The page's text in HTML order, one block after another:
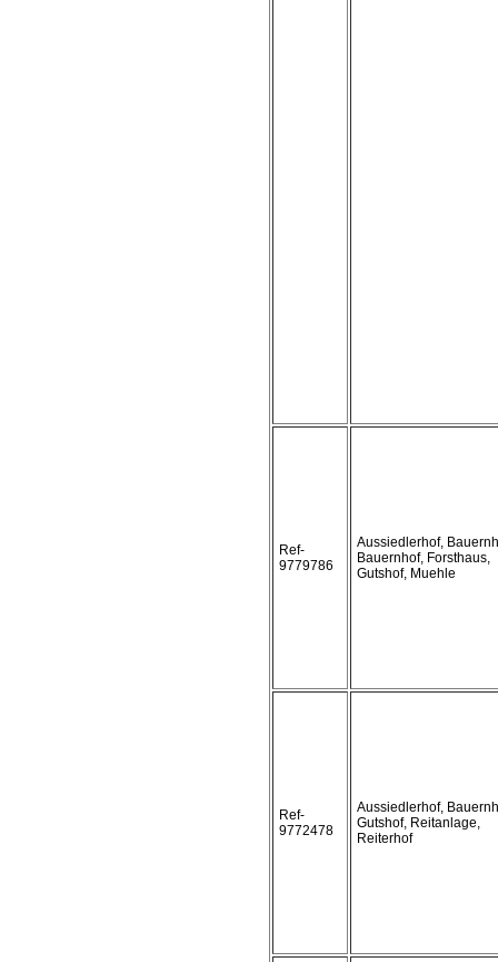
Ref-
9779786
Aussiedlerhof,
Bauernhof, Forsthaus,
Gutshof, Muehle
Ref-
9772478
Aussiedlerhof,
Gutshof, Reitanlage,
Reiterhof